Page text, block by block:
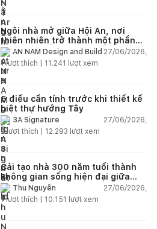
Ngôi nhà mở giữa Hội An, nơi
thiên nhiên trở thành một phần
của cuộc sống
AN NAM Design and Build 27/06/2026,
1lượt thích | 11.241 lượt xem
5 điều cần tính trước khi thiết kế
biệt thự hướng Tây
3A Signature
27/06/2026,
2lượt thích | 12.293 lượt xem
Cải tạo nhà 300 năm tuổi thành
không gian sống hiện đại giữa
thiên nhiên
Thu Nguyễn
27/06/2026,
1lượt thích | 10.151 lượt xem